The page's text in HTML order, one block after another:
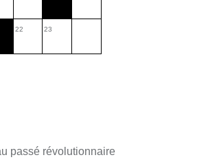
22 23
passé révolutionnaire